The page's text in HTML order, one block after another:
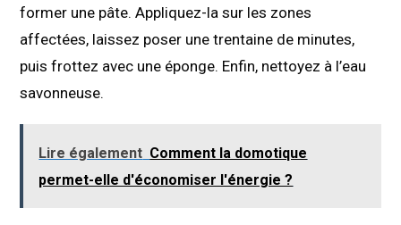
former une pâte. Appliquez-la sur les zones
affectées, laissez poser une trentaine de minutes,
puis frottez avec une éponge. Enfin, nettoyez à l’eau
savonneuse.
Lire également Comment la domotique
permet-elle d'économiser l'énergie ?